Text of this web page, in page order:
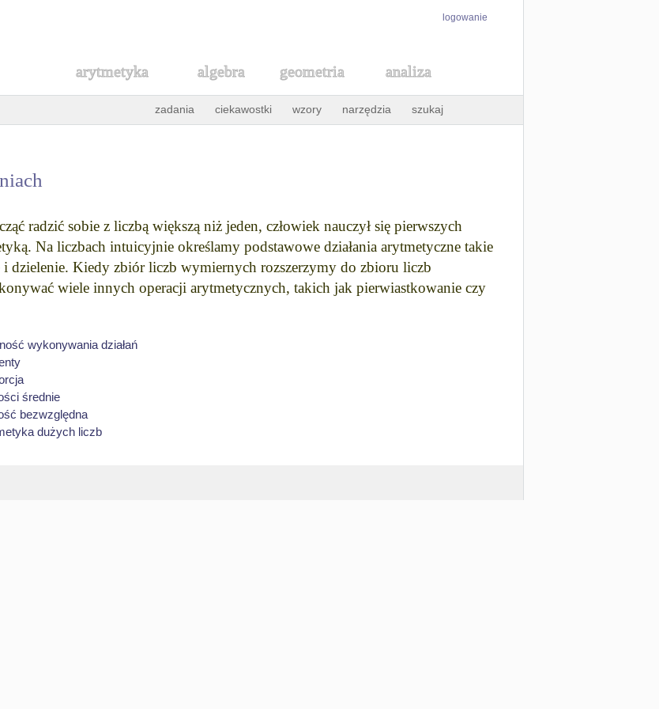
logowanie
arytmetyka algebra geometria analiza
zadania ciekawostki wzory narzędzia szukaj
radzić sobie z liczbą większą niż jeden, człowiek nauczył się pierwszych
Na liczbach intuicyjnie określamy podstawowe działania arytmetyczne takie
dzielenie. Kiedy zbiór liczb wymiernych rozszerzymy do zbioru liczb
wiele innych operacji arytmetycznych, takich jak pierwiastkowanie czy
wykonywania działań
średnie
bezwzględna
dużych liczb